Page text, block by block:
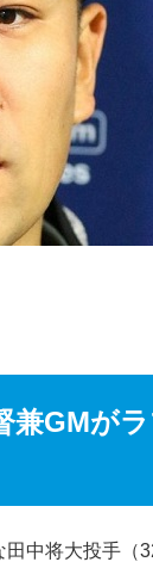
兼GMが
中将大投手（